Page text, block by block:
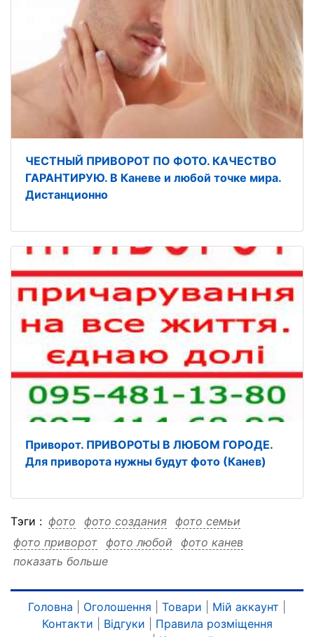
ЧЕСТНЫЙ ПРИВОРОТ ПО ФОТО. КАЧЕСТВО
ГАРАНТИРУЮ. В Каневе и любой точке мира.
Дистанционно
Приворот. ПРИВОРОТЫ В ЛЮБОМ ГОРОДЕ.
Для приворота нужны будут фото (Канев)
Тэги : фото фото создания фото семьи
фото приворот фото любой
фото канев
фото есть фото если
фото город семьи
фото город приворот
фото город любой фото город канев
показать больше
Головна Оголошення Товари Мій аккаунт
Контакти
Відгуки
Правила розміщення